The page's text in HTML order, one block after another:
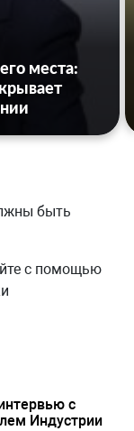
места:
быть
с помощью
с
Индустрии